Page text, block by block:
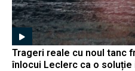
Trageri reale cu noul tanc
înlocui Leclerc ca o soluție